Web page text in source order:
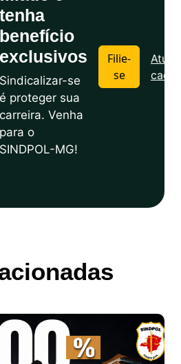
tenha
benefício
exclusivos
Sindicalizar-se
é proteger sua
carreira. Venha
para o
SINDPOL-MG!
Filie-
se